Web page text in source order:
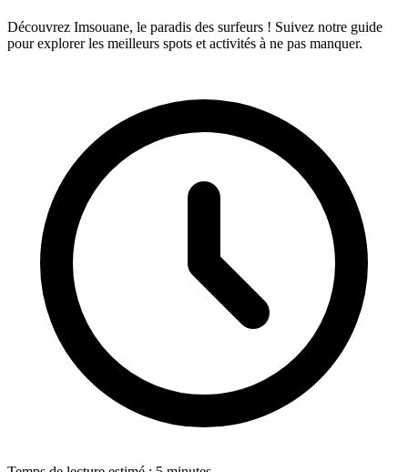
Découvrez Imsouane, le paradis des surfeurs ! Suivez notre guide
pour explorer les meilleurs spots et activités à ne pas manquer.